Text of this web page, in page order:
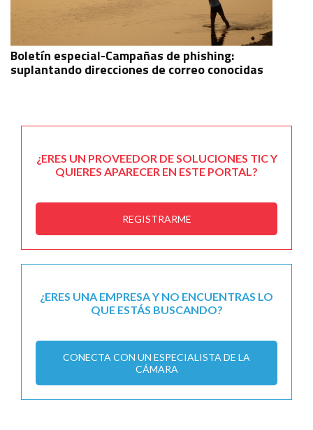
Boletín especial-Campañas de phishing:
suplantando direcciones de correo conocidas
¿ERES UN PROVEEDOR DE SOLUCIONES TIC Y
QUIERES APARECER EN ESTE PORTAL?
REGISTRARME
¿ERES UNA EMPRESA Y NO ENCUENTRAS LO
QUE ESTÁS BUSCANDO?
CONECTA CON UN ESPECIALISTA DE LA
CÁMARA